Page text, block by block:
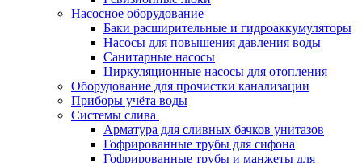
Насосное оборудование
Баки расширительные и гидроаккумуляторы
Насосы для повышения давления воды
Санитарные насосы
Циркуляционные насосы для отопления
Оборудование для прочистки канализации
Приборы учёта воды
Системы слива
Арматура для сливных бачков унитазов
Гофрированные трубы для сифона
Гофрированные трубы и манжеты для